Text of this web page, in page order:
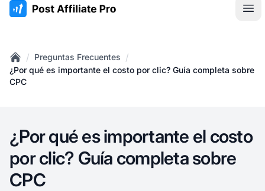
:site.title
Home
/ Preguntas Frecuentes /
¿Por qué es importante el costo por clic? Guía completa sobre
CPC
¿Por qué es importante el costo
por clic? Guía completa sobre
CPC